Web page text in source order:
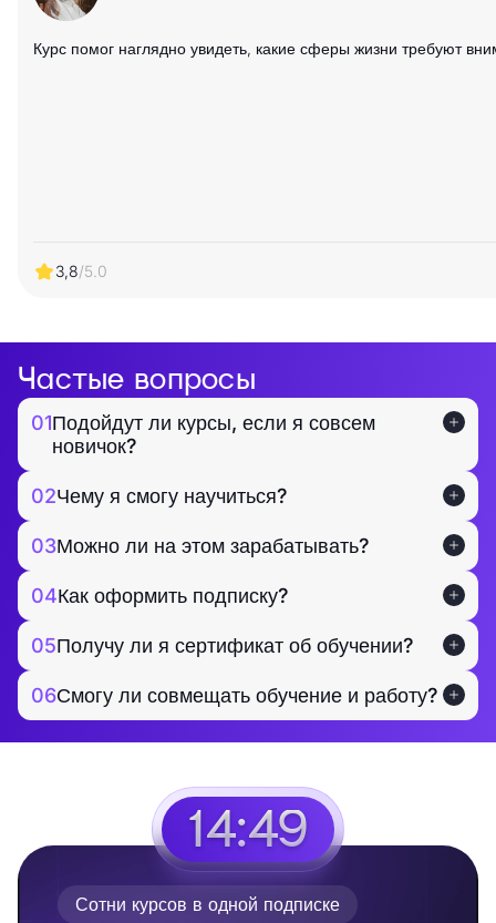
Курс помог наглядно увидеть, какие сферы жизни требуют
3,8/5.0
Частые вопросы
01Подойдут ли курсы, если я совсем
новичок?
02Чему я смогу научиться?
03Можно ли на этом зарабатывать?
04Как оформить подписку?
05Получу ли я сертификат об обучении?
06Смогу ли совмещать обучение и работу?
14:48
Сотни курсов в одной подписке